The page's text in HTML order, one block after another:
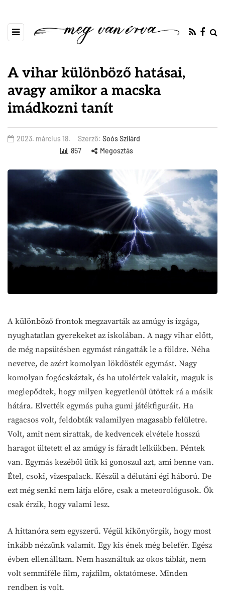
A vihar különböző hatásai,
avagy amikor a macska
imádkozni tanít
2023. március 18. Szerző: Soós Szilárd
857
Megosztás
A különböző frontok megzavarták az amúgy is izgága,
nyughatatlan gyerekeket az iskolában. A nagy vihar előtt,
de még napsütésben egymást rángatták le a földre. Néha
nevetve, de azért komolyan lökdösték egymást. Nagy
komolyan fogócskáztak, és ha utolértek valakit, maguk is
meglepődtek, hogy milyen kegyetlenül ütöttek rá a másik
hátára. Elvették egymás puha gumi játékfiguráit. Ha
ragacsos volt, feldobták valamilyen magasabb felületre.
Volt, amit nem sirattak, de kedvencek elvétele hosszú
haragot ültetett el az amúgy is fáradt lelkükben. Péntek
van. Egymás kezéből ütik ki gonoszul azt, ami benne van.
Étel, csoki, vizespalack. Készül a délutáni égi háború. De
ezt még senki nem látja előre, csak a meteorológusok. Ők
csak érzik, hogy valami lesz.
A hittanóra sem egyszerű. Végül kikönyörgik, hogy most
inkább nézzünk valamit. Egy kis ének még belefér. Egész
évben ellenálltam. Nem használtuk az okos táblát, nem
volt semmiféle film, rajzfilm, oktatómese. Minden
rendben is volt.